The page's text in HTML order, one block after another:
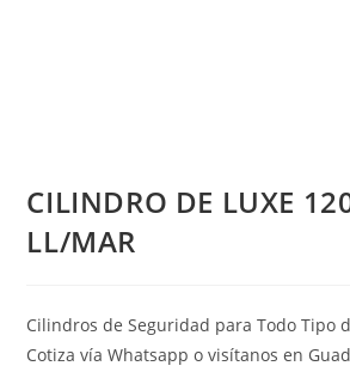
CILINDRO DE LUXE
LL/MAR
Cilindros de Seguridad para Todo Tipo
Cotiza vía Whatsapp o visítanos en